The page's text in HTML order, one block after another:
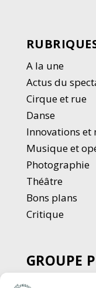
A la une
Actus du
Cirque et rue
Danse
Innovations
Musique et
Photographie
Théâtre
Bons plans
Critique
GROUPE